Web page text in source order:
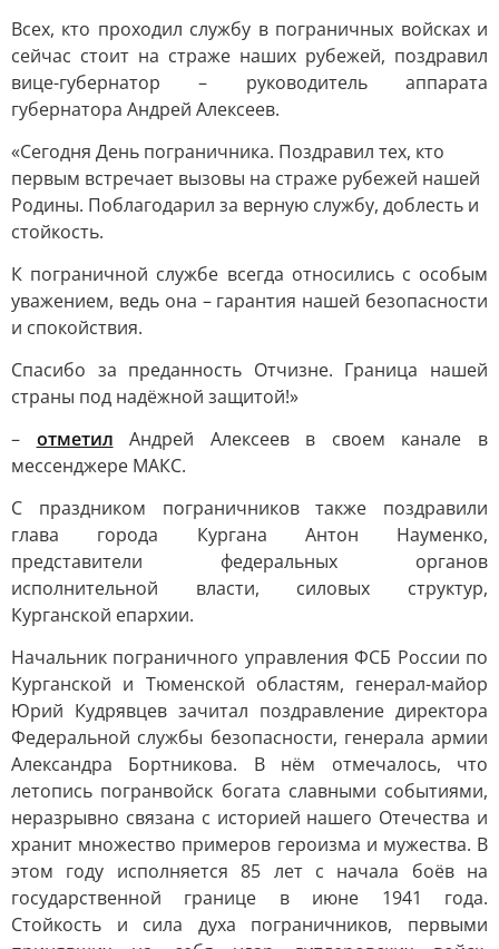
Всех, кто проходил службу в пограничных войсках и
сейчас стоит на страже наших рубежей, поздравил
вице-губернатор – руководитель аппарата
губернатора Андрей Алексеев.
«Сегодня День пограничника. Поздравил тех, кто
первым встречает вызовы на страже рубежей нашей
Родины. Поблагодарил за верную службу, доблесть и
стойкость.
К пограничной службе всегда относились с особым
уважением, ведь она – гарантия нашей безопасности
и спокойствия.
Спасибо за преданность Отчизне. Граница нашей
страны под надёжной защитой!»
– отметил Андрей Алексеев в своем канале в
мессенджере МАКС.
С праздником пограничников также поздравили
глава города Кургана Антон Науменко,
представители федеральных органов
исполнительной власти, силовых структур,
Курганской епархии.
Начальник пограничного управления ФСБ России по
Курганской и Тюменской областям, генерал-майор
Юрий Кудрявцев зачитал поздравление директора
Федеральной службы безопасности, генерала армии
Александра Бортникова. В нём отмечалось, что
летопись погранвойск богата славными событиями,
неразрывно связана с историей нашего Отечества и
хранит множество примеров героизма и мужества. В
этом году исполняется 85 лет с начала боёв на
государственной границе в июне 1941 года.
Стойкость и сила духа пограничников, первыми